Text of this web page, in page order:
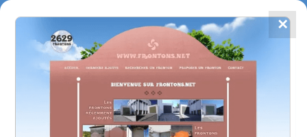
FRONTONS.NET
4784
frontones
✕